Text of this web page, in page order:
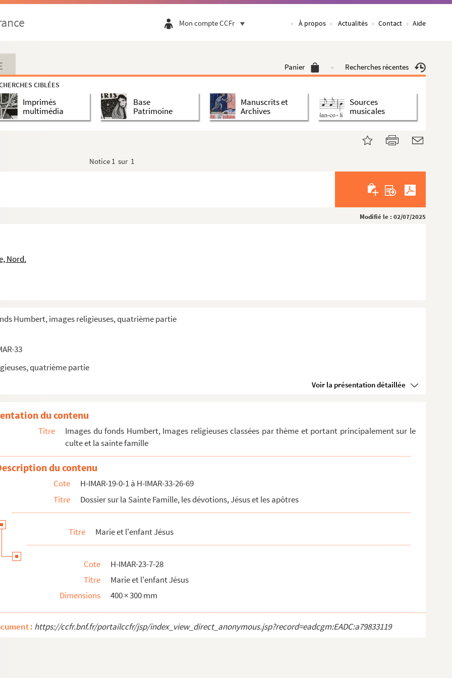
Mon compte CCFr À propos Actualités Contact Aide
Panier Recherches récentes
CIBLÉES
Imprimés
multimédia
Base
Patrimoine
Manuscrits et
Archives
Sources
musicales
Notice 1 sur 1
Modifié le : 02/07/2025
Nord.
Humbert, images religieuses, quatrième partie
33
quatrième partie
Voir la présentation détaillée
- Gesu Suisepp Maria
(6)
- Saint Grégoire, saint Ambroise
Boris et Clebdu contenu
Titre
Images du fonds Humbert, Images religieuses classées par thème et portant principalement sur le
culte et la sainte famille
du contenu
Cote
H-IMAR-19-0-1 à H-IMAR-33-26-69
Titre
Dossier sur la Sainte Famille, les dévotions, Jésus et les apôtres
Titre Marie et l'enfant Jésus
Cote
H-IMAR-23-7-28
Titre
Marie et l'enfant Jésus
Dimensions
400 × 300 mm
: https://ccfr.bnf.fr/portailccfr/jsp/index_view_direct_anonymous.jsp?record=eadcgm:EADC:a79833119